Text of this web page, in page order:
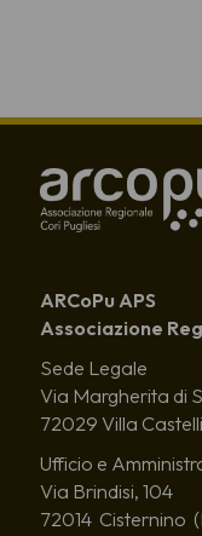
ARCoPu APS
Associazione
Sede Legale
Via Margherita di
72029 Villa
Ufficio e
Via Brindisi, 104
72014 Cisternino